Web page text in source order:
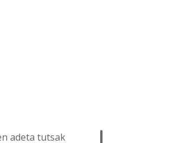
adeta tutsak